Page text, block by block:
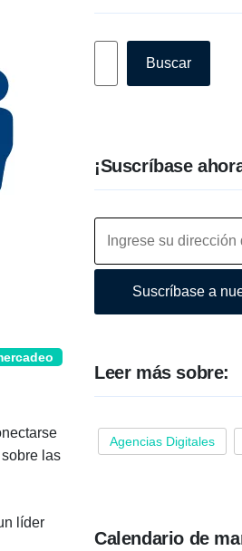
las
líder
Buscar
¡Suscríbase
Suscríbase a
Leer más sobre:
Agencias Digitales
Calendario de